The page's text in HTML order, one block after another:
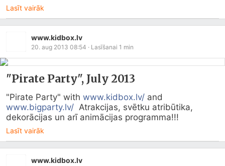
Lasīt vairāk
www.kidbox.lv
20. aug 2013 08:54 · Lasīšanai 1 min
"Pirate Party", July 2013
"Pirate Party" with www.kidbox.lv/
www.bigparty.lv/
  Atrakcijas, svētku atribūtika,
dekorācijas un arī animācijas programma!!!
Lasīt vairāk
www.kidbox.lv